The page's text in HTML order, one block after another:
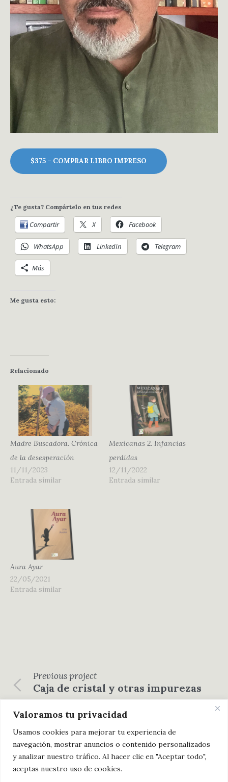
Valoramos tu privacidad
Usamos cookies para mejorar tu experiencia de
navegación, mostrar anuncios o contenido personalizados
y analizar nuestro tráfico. Al hacer clic en "Aceptar todo",
aceptas nuestro uso de cookies.
$375 – COMPRAR LIBRO IMPRESO
¿Te gusta? Compártelo en tus redes
Compartir X Facebook
WhatsApp LinkedIn Telegram
Más
Me gusta esto:
Relacionado
Madre Buscadora. Crónica
de la desesperación
11/11/2023
Entrada similar
Mexicanas 2. Infancias
perdidas
12/11/2022
Entrada similar
Aura Ayar
22/05/2021
Entrada similar
Previousproject
Caja de cristal y otras impurezas
Leer o no leer. ¡Ésa es la ilusión!